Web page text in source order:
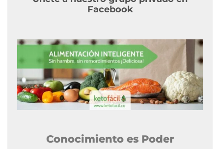
Facebook
Conocimiento es Poder